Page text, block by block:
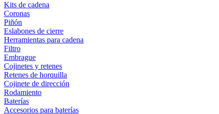
Kits de cadena
Coronas
Piñón
Eslabones de cierre
Herramientas para cadena
Filtro
Embrague
Cojinetes y retenes
Retenes de horquilla
Cojinete de dirección
Rodamiento
Baterías
Accesorios para baterías